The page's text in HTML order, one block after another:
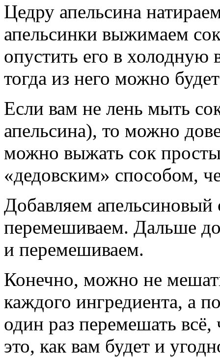
Цедру апельсина
апельсинки выжимаем
опустить его в холодную
тогда из него можно
Если вам не лень мыть
апельсина), то можно
можно выжать сок
«дедовским» способом,
Добавляем апельсиновый
перемешиваем. Дальше
и перемешиваем.
Конечно, можно не
каждого ингредиента, а
один раз перемешать
это, как вам будет и